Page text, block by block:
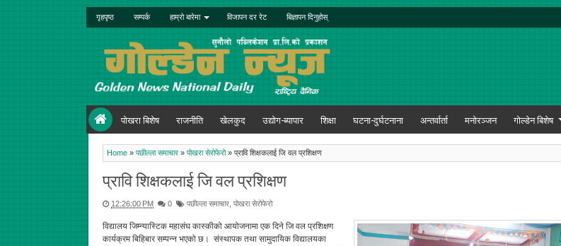
गृहपृष्ठ सम्पर्क हाम्रो बारेमा विजापन दर रेट बिज्ञापन दिनुहोस्
पोखरा बिशेष राजनीति खेलकुद उद्योग-ब्यापार शिक्षा घटना-दुर्घटनाना अन्तर्वार्ता मनोरञ्जन गोल्डेन बिशेष
Home » पछील्ला समाचार » पोखरा सेरोफेरो » प्रावि शिक्षकलाई जि वल प्रशिक्षण
प्रावि शिक्षकलाई जि वल प्रशिक्षण
12:26:00 PM 0 पछील्ला समाचार पोखरा सेरोफेरो
विद्यालय जिम्न्यास्टिक महासंघ कास्कीको आयोजनामा एक दिने जि वल प्रशिक्षण
कार्यक्रम बिहिबार सम्पन्न भएको छ। संस्थापक तथा सामुदायिक विद्यालयका